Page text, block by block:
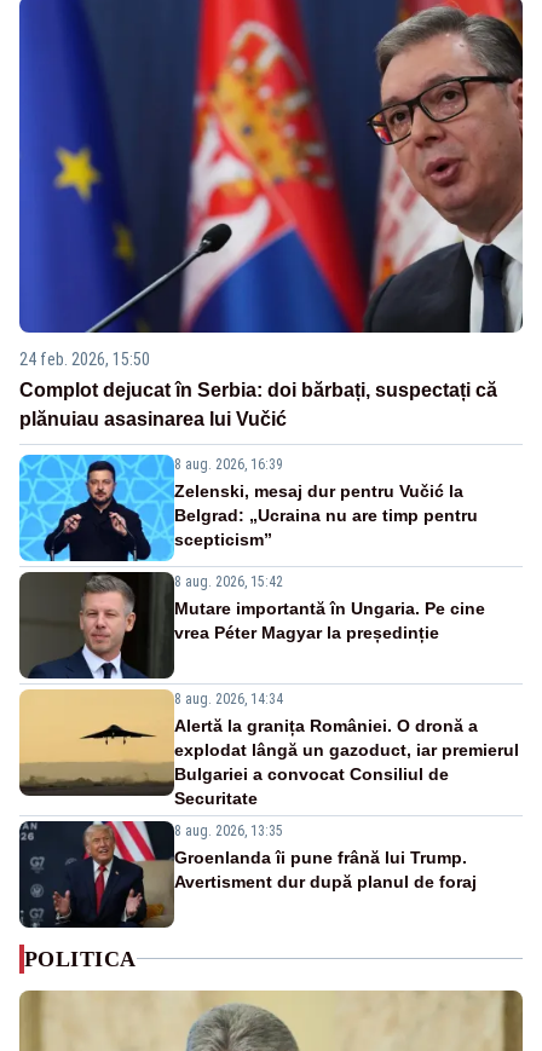
24 feb. 2026, 15:50
Complot dejucat în Serbia: doi bărbați, suspectați că
plănuiau asasinarea lui Vučić
8 aug. 2026, 16:39
Zelenski, mesaj dur pentru Vučić la
Belgrad: „Ucraina nu are timp pentru
scepticism”
8 aug. 2026, 15:42
Mutare importantă în Ungaria. Pe cine
vrea Péter Magyar la președinție
8 aug. 2026, 14:34
Alertă la granița României. O dronă a
explodat lângă un gazoduct, iar premierul
Bulgariei a convocat Consiliul de
Securitate
8 aug. 2026, 13:35
Groenlanda îi pune frână lui Trump.
Avertisment dur după planul de foraj
POLITICA